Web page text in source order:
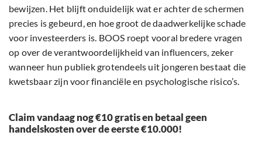
bewijzen. Het blijft onduidelijk wat er achter de schermen
precies is gebeurd, en hoe groot de daadwerkelijke schade
voor investeerders is. BOOS roept vooral bredere vragen
op over de verantwoordelijkheid van influencers, zeker
wanneer hun publiek grotendeels uit jongeren bestaat die
kwetsbaar zijn voor financiële en psychologische risico’s.
Claim vandaag nog €10 gratis en betaal geen
handelskosten over de eerste €10.000!